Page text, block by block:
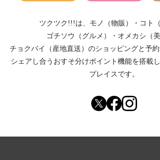
ツクツク!!!は、 モノ（物販） ・ コト
ゴチソウ（グルメ）
・ オメカシ（美
チョクバイ（産地直送） のショッピングと予約
シェアし合う おすそ分けポイント機能を搭載
プレイスです。